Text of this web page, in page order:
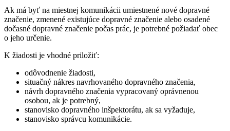
Ak má byť na miestnej komunikácii umiestnené nové dopravné
značenie, zmenené existujúce dopravné značenie alebo osadené
dočasné dopravné značenie počas prác, je potrebné požiadať obec
o jeho určenie.
K žiadosti je vhodné priložiť:
odôvodnenie žiadosti,
situačný nákres navrhovaného dopravného značenia,
návrh dopravného značenia vypracovaný oprávnenou
osobou, ak je potrebný,
stanovisko dopravného inšpektorátu, ak sa vyžaduje,
stanovisko správcu komunikácie.